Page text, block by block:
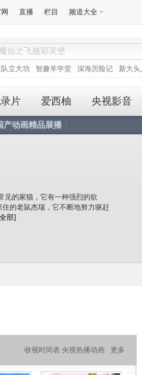
直播 栏目 频道大全
立大功 智趣羊学堂 深海历险记 新大头
产动画精品展播
片 爱西柚 央视影音
见的家猫，它有一种强烈的欲
的老鼠杰瑞，它不断地努力驱赶
部]
更多
收视时间表 央视热播动画